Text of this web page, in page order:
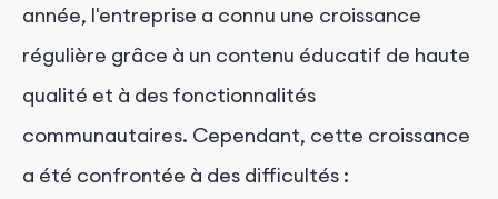
année, l'entreprise a connu une croissance
régulière grâce à un contenu éducatif de haute
qualité et à des fonctionnalités
communautaires. Cependant, cette croissance
a été confrontée à des difficultés :